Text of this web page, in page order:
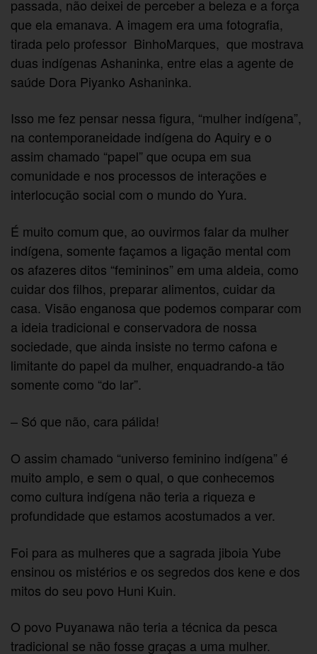
passada, não deixei de perceber a beleza e a força
que ela emanava. A imagem era uma fotografia,
tirada pelo professor BinhoMarques, que mostrava
duas indígenas Ashaninka, entre elas a agente de
saúde Dora Piyanko Ashaninka.
Isso me fez pensar nessa figura, “mulher indígena”,
na contemporaneidade indígena do Aquiry e o
assim chamado “papel” que ocupa em sua
comunidade e nos processos de interações e
interlocução social com o mundo do Yura.
É muito comum que, ao ouvirmos falar da mulher
indígena, somente façamos a ligação mental com
os afazeres ditos “femininos” em uma aldeia, como
cuidar dos filhos, preparar alimentos, cuidar da
casa. Visão enganosa que podemos comparar com
a ideia tradicional e conservadora de nossa
sociedade, que ainda insiste no termo cafona e
limitante do papel da mulher, enquadrando-a tão
somente como “do lar”.
– Só que não, cara pálida!
O assim chamado “universo feminino indígena” é
muito amplo, e sem o qual, o que conhecemos
como cultura indígena não teria a riqueza e
profundidade que estamos acostumados a ver.
Foi para as mulheres que a sagrada jiboia Yube
ensinou os mistérios e os segredos dos kene e dos
mitos do seu povo Huni Kuin.
O povo Puyanawa não teria a técnica da pesca
tradicional se não fosse graças a uma mulher.